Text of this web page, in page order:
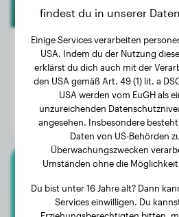
Gewicht:
Geschlecht:
Spicy
findest du in unserer
Einige Services verarbeiten
USA. Indem du der Nutzung
erklärst du dich auch mit der
den USA gemäß Art. 49 (1) lit. a
USA werden vom EuGH als
unzureichenden
angesehen. Insbesondere
Daten von US-Behörden
Überwachungszwecken
Umständen ohne die
Du bist unter 16 Jahre alt? Dann
Services einwilligen. Du